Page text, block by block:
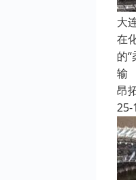
大
在
的
输
昂
25-